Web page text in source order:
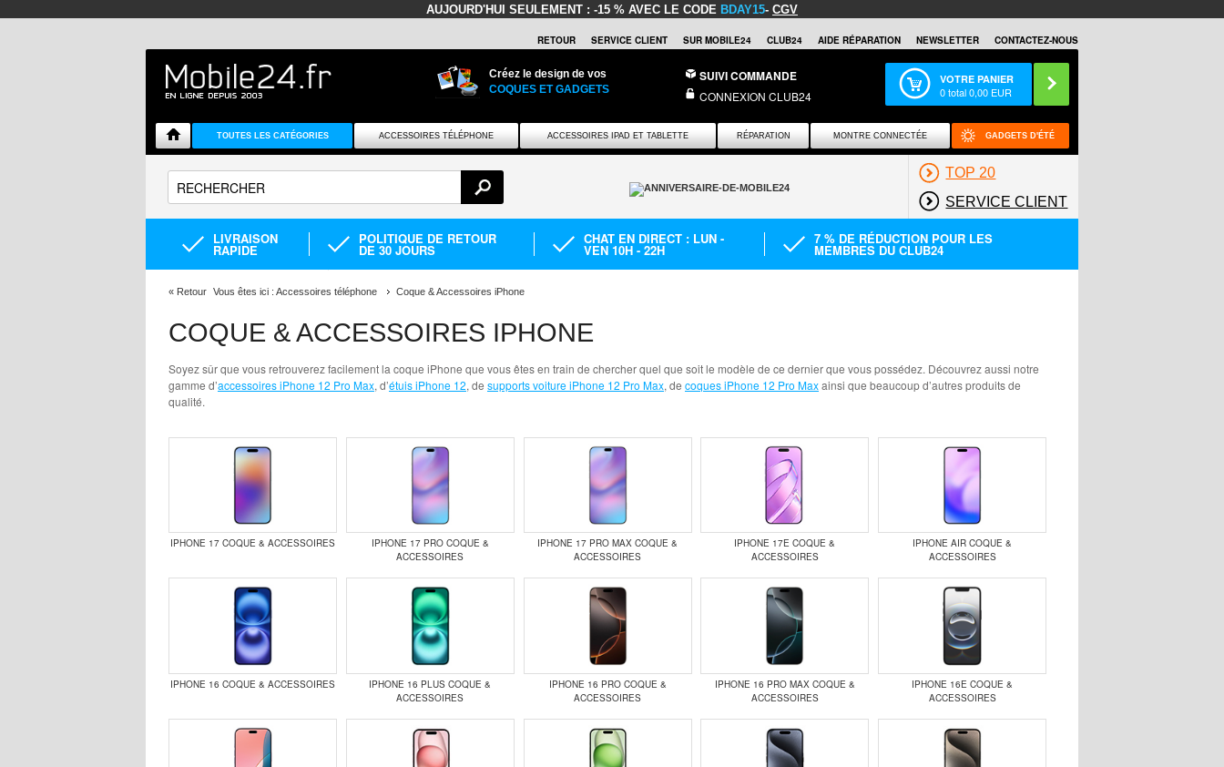
AUJOURD'HUI SEULEMENT : -15 % AVEC LE CODE BDAY15- CGV
RETOUR SERVICE CLIENT SUR MOBILE24 CLUB24 AIDE RÉPARATION NEWSLETTER CONTACTEZ-NOUS
Créez le design de vos
COQUES ET GADGETS
SUIVI COMMANDE
CONNEXION CLUB24
VOTRE PANIER
0total0,00 EUR
TOUTES LES CATÉGORIES ACCESSOIRES TÉLÉPHONE ACCESSOIRES IPAD ET TABLETTE RÉPARATION MONTRE CONNECTÉE GADGETS D'ÉTÉ
TOP 20
SERVICE CLIENT
LIVRAISON
RAPIDE
POLITIQUE DE RETOUR
DE 30 JOURS
CHAT EN DIRECT : LUN -
VEN 10H - 22H
7 % DE RÉDUCTION POUR LES
MEMBRES DU CLUB24
« Retour Vous êtes ici : Accessoires téléphone Coque & Accessoires iPhone
COQUE & ACCESSOIRES IPHONE
Soyez sûr que vous retrouverez facilement la coque iPhone que vous êtes en train de chercher quel que soit le modèle de ce dernier que vous possédez. Découvrez aussi notre
gamme d’accessoires iPhone 12 Pro Max, d’étuis iPhone 12, de supports voiture iPhone 12 Pro Max, de coques iPhone 12 Pro Maxainsi que beaucoup d’autres produits de
qualité.
IPHONE 17 COQUE & ACCESSOIRES
IPHONE 17 PRO COQUE &
ACCESSOIRES
IPHONE 17 PRO MAX COQUE &
ACCESSOIRES
IPHONE 17E COQUE &
ACCESSOIRES
IPHONE AIR COQUE &
ACCESSOIRES
IPHONE 16 COQUE & ACCESSOIRES
IPHONE 16 PLUS COQUE &
ACCESSOIRES
IPHONE 16 PRO COQUE &
ACCESSOIRES
IPHONE 16 PRO MAX COQUE &
ACCESSOIRES
IPHONE 16E COQUE &
ACCESSOIRES